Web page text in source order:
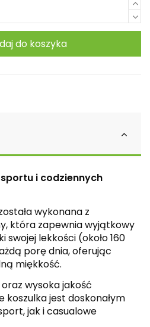
do koszyka
i codziennych
wykonana z
która zapewnia wyjątkowy
swojej lekkości (około 160
porę dnia, oferując
miękkość.
wysoka jakość
koszulka jest doskonałym
jak i casualowe